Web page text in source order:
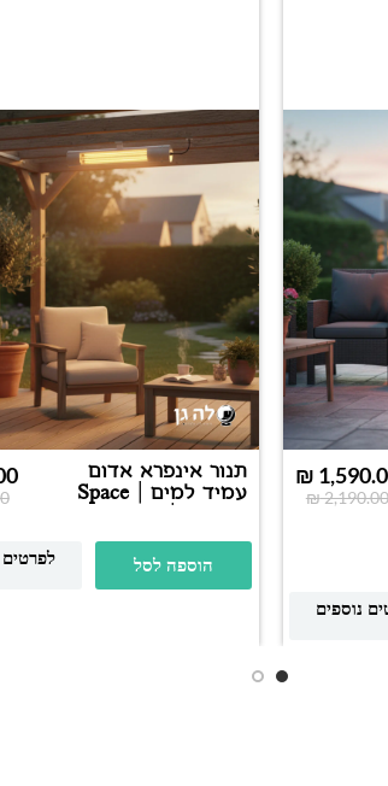
₪2,190.00
₪
נוספים
תנור אינפרא אדום
עמיד למים | Space
הוספה לסל לפרטים